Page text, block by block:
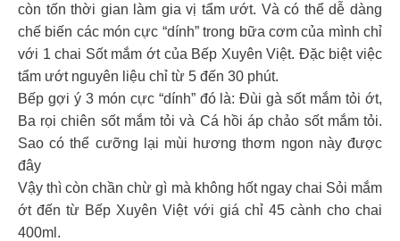
còn tốn thời gian làm gia vị tẩm ướt. Và có thể dễ dàng
chế biến các món cực “dính” trong bữa cơm của mình chỉ
với 1 chai Sốt mắm ớt của Bếp Xuyên Việt. Đặc biệt việc
tẩm ướt nguyên liệu chỉ từ 5 đến 30 phút.
Bếp gợi ý 3 món cực “dính” đó là: Đùi gà sốt mắm tỏi ớt,
Ba rọi chiên sốt mắm tỏi và Cá hồi áp chảo sốt mắm tỏi.
Sao có thể cưỡng lại mùi hương thơm ngon này được
đây
Vậy thì còn chần chừ gì mà không hốt ngay chai Sỏi mắm
ớt đến từ Bếp Xuyên Việt với giá chỉ 45 cành cho chai
400ml.